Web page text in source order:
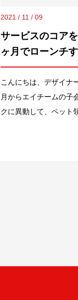
2021 / 11 / 09
サービスのコア
ヶ月でローンチ
と・捨てたこと
こんにちは、デザイナ
月からエイチームの子
クに異動して、ペット